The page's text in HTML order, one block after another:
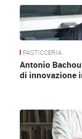
PASTICCERIA
Antonio
di innovazione